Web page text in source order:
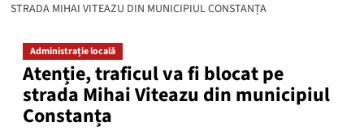
STRADA MIHAI VITEAZU DIN MUNICIPIUL CONSTANȚA
Administrație locală
Atenție, traficul va fi blocat pe
strada Mihai Viteazu din municipiul
Constanța